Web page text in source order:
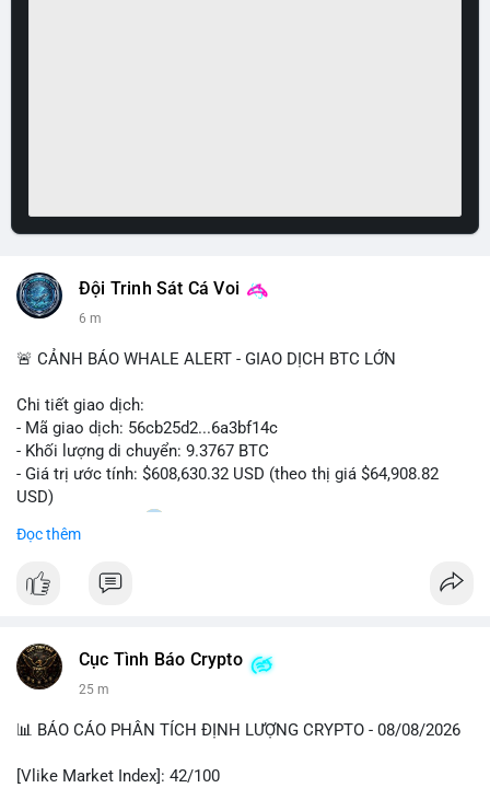
Đội Trinh Sát Cá Voi
6 m
🚨 CẢNH BÁO WHALE ALERT - GIAO DỊCH BTC LỚN
Chi tiết giao dịch:
- Mã giao dịch: 56cb25d2...6a3bf14c
- Khối lượng di chuyển: 9.3767 BTC
- Giá trị ước tính: $608,630.32 USD (theo thị giá $64,908.82
USD)
- Thời gian: 02:20
Nhận định phân tích:
Giao dịch gần 610 nghìn USD được thực hiện trong khung giờ
bình lớn này, khả năng cao là cá voi đang tái phân bổ tài sản
giữa các ví nóng hoặc chuyển sang ví lạnh để tích lũy dài hạn,
vào sàn giao dịch tập trung trong các khối tiếp theo, áp lực
cơ ngắn hạn.
Đọc thêm
Cục Tình Báo Crypto
25 m
📊 BÁO CÁO PHÂN TÍCH ĐỊNH LƯỢNG CRYPTO - 08/08/2026
[Vlike Market Index]: 42/100